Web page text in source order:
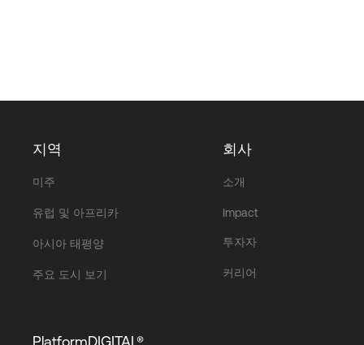
지역
미주
유럽 및 아프리카
아시아 태평양
주요 도시 보기
회사
소개
Impact
투자자
커리어
PlatformDIGITAL®